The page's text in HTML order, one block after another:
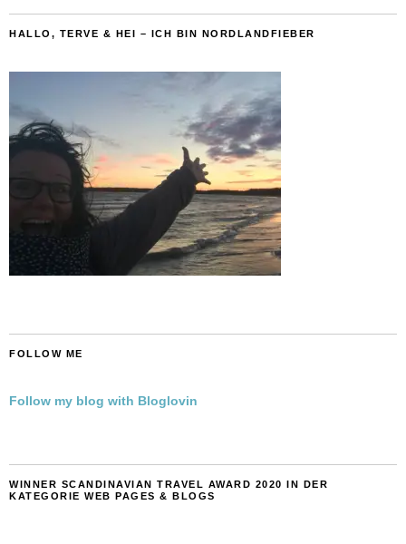
HALLO, TERVE & HEI – ICH BIN NORDLANDFIEBER
FOLLOW ME
Follow my blog with Bloglovin
WINNER SCANDINAVIAN TRAVEL AWARD 2020 IN DER
KATEGORIE WEB PAGES & BLOGS